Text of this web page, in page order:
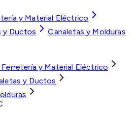
y Material Eléctrico
y Ductos
Canaletas y Molduras
y Material Eléctrico
y Ductos